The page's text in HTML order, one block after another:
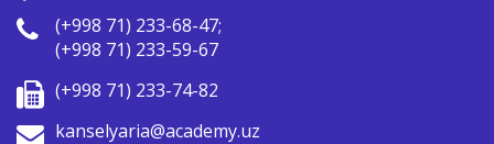
(+998 71) 233-68-47;
(+998 71) 233-59-67
(+998 71) 233-74-82
kanselyaria@academy.uz